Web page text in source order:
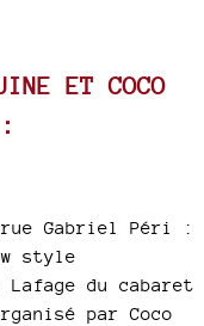
ET COCO
rue Gabriel Péri :
style
du cabaret
par Coco